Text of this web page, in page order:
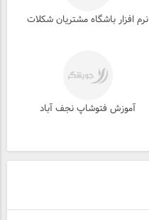
نرم افزار باشگاه مشتریان شکلات
آموزش فتوشاپ نجف آباد